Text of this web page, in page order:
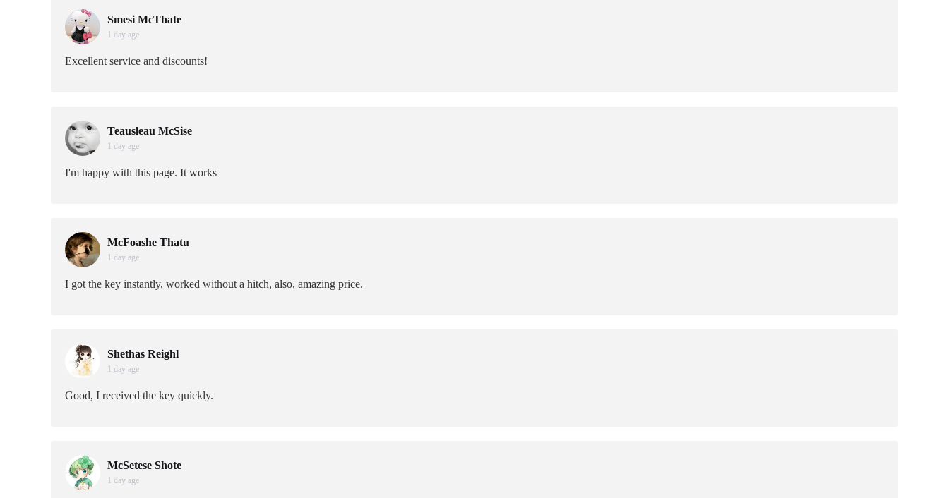
Smesi McThate
1 day age
Excellent service and discounts!
Teausleau McSise
1 day age
I'm happy with this page. It works
McFoashe Thatu
1 day age
I got the key instantly, worked without a hitch, also, amazing price.
Shethas Reighl
1 day age
Good, I received the key quickly.
McSetese Shote
1 day age